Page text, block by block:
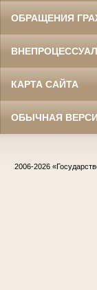
ОБРАЩЕНИЯ
КАРТА САЙТА
ОБЫЧНАЯ
2006-2026